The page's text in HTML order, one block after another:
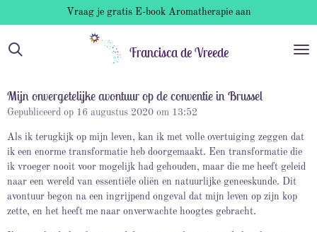
direct
naar
Francisca de Vreede
Vraag je gratis E-book Aromatherapie aan
Mijn onvergetelijke avontuur op de conventie in Brussel
Gepubliceerd op 16 augustus 2020 om 13:52
Als ik terugkijk op mijn leven, kan ik met volle overtuiging zeggen dat
ik een enorme transformatie heb doorgemaakt. Een transformatie die
ik vroeger nooit voor mogelijk had gehouden, maar die me heeft geleid
naar een wereld van essentiële oliën en natuurlijke geneeskunde. Dit
avontuur begon na een ingrijpend ongeval dat mijn leven op zijn kop
zette, en het heeft me naar onverwachte hoogtes gebracht.